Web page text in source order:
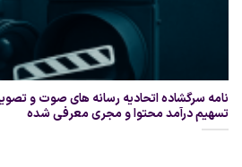
نامه سرگشاده اتحادیه رسانه های صوت و
تسهیم درآمد محتوا و مجری معرفی شده